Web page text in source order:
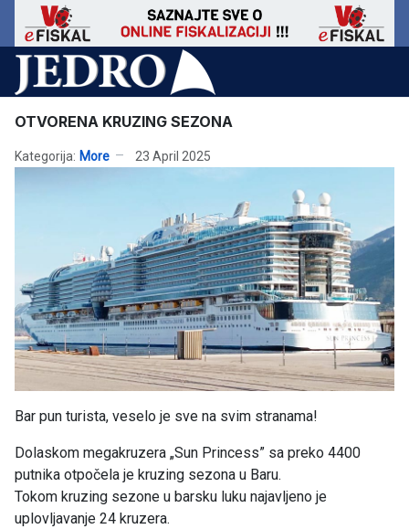
OTVORENA KRUZING SEZONA
Kategorija: More 23 April 2025
Bar pun turista, veselo je sve na svim stranama!
Dolaskom megakruzera „Sun Princess” sa preko 4400
putnika otpočela je kruzing sezona u Baru.
Tokom kruzing sezone u barsku luku najavljeno je
uplovljavanje 24 kruzera.